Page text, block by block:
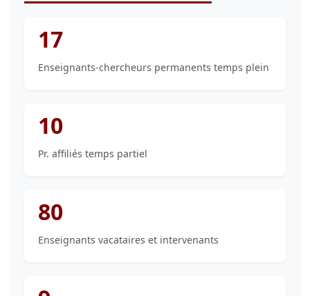
17
Enseignants-chercheurs permanents temps plein
10
Pr. affiliés temps partiel
80
Enseignants vacataires et intervenants